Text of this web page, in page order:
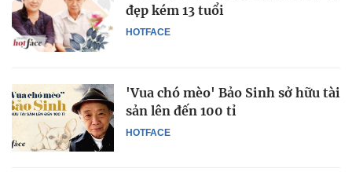
HOTFACE
đẹp kém 13 tuổi
HOTFACE
'Vua chó mèo' Bảo Sinh sở hữu tài
sản lên đến 100 tỉ